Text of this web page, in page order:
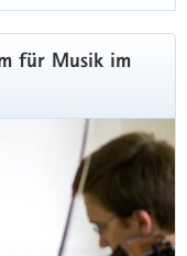
für Musik im